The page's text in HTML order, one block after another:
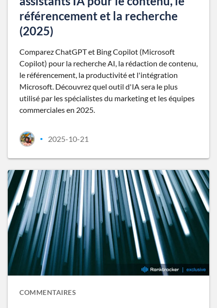
référencement et la recherche
(2025)
Comparez ChatGPT et Bing Copilot (Microsoft
Copilot) pour la recherche AI, la rédaction de contenu,
le référencement, la productivité et l'intégration
Microsoft. Découvrez quel outil d'IA sera le plus
utilisé par les spécialistes du marketing et les équipes
commerciales en 2025.
• 2025-10-21
COMMENTAIRES